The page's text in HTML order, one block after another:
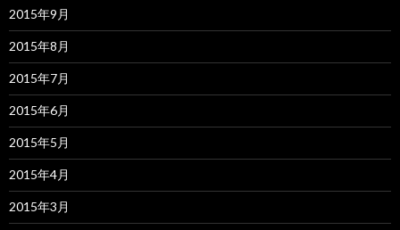
2015年9月
2015年8月
2015年7月
2015年6月
2015年5月
2015年4月
2015年3月